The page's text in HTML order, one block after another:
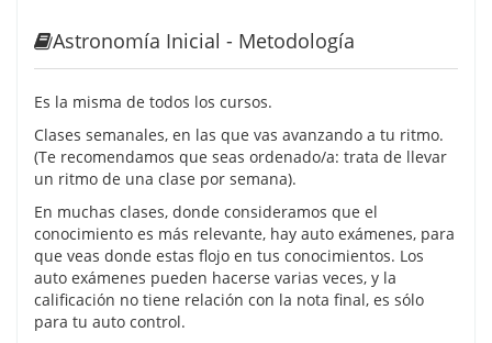
Astronomía Inicial - Metodología
Es la misma de todos los cursos.
Clases semanales, en las que vas avanzando a tu ritmo.
(Te recomendamos que seas ordenado/a: trata de llevar
un ritmo de una clase por semana).
En muchas clases, donde consideramos que el
conocimiento es más relevante, hay auto exámenes, para
que veas donde estas flojo en tus conocimientos. Los
auto exámenes pueden hacerse varias veces, y la
calificación no tiene relación con la nota final, es sólo
para tu auto control.